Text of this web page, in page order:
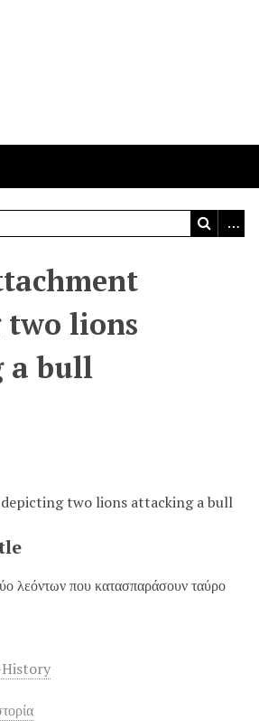
two lions
a bull
two lions attacking a bull
λεόντων που κατασπαράσουν ταύρο